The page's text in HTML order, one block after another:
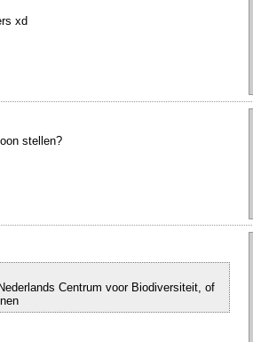
xd
stellen?
Centrum voor Biodiversiteit, of